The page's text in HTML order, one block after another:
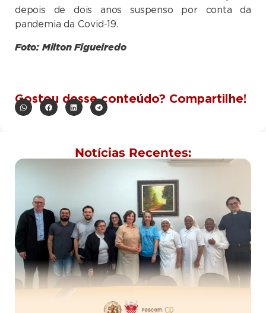
depois de dois anos suspenso por conta da
pandemia da Covid-19.
Foto: Milton Figueiredo
Gostou desse conteúdo? Compartilhe!
Notícias Recentes: